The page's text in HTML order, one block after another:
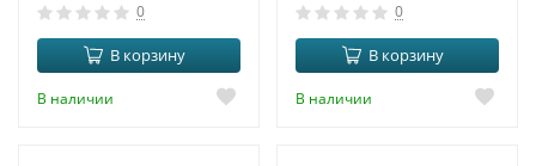
0
В корзину
В наличии
0
В корзину
В наличии